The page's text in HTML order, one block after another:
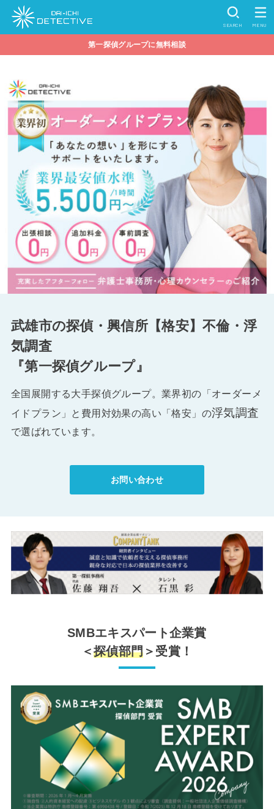
SEARCH MENU
第一探偵グループに無料相談
武雄市の探偵・興信所【格安】不倫・浮
気調査
『第一探偵グループ』
全国展開する大手探偵グループ。業界初の「オーダーメ
イドプラン」と費用対効果の高い「格安」の浮気調査
で選ばれています。
お問い合わせ
SMBエキスパート企業賞
＜探偵部門 ＞受賞！